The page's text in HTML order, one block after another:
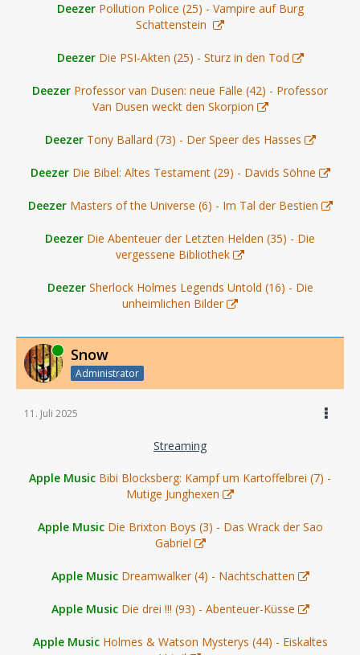
Deezer Pollution Police (25) - Vampire auf Burg
Schattenstein
Deezer Die PSI-Akten (25) - Sturz in den Tod
Deezer Professor van Dusen: neue Fälle (42) - Professor
Van Dusen weckt den Skorpion
Deezer Tony Ballard (73) - Der Speer des Hasses
Deezer Die Bibel: Altes Testament (29) - Davids Söhne
Deezer Masters of the Universe (6) - Im Tal der Bestien
Deezer Die Abenteuer der Letzten Helden (35) - Die
vergessene Bibliothek
Deezer Sherlock Holmes Legends Untold (16) - Die
unheimlichen Bilder
Online Snow
Administrator
11. Juli 2025
Streaming
Apple Music Bibi Blocksberg: Kampf um Kartoffelbrei (7) -
Mutige Junghexen
Apple Music Die Brixton Boys (3) - Das Wrack der Sao
Gabriel
Apple Music Dreamwalker (4) - Nachtschatten
Apple Music Die drei !!! (93) - Abenteuer-Küsse
Apple Music Holmes & Watson Mysterys (44) - Eiskaltes